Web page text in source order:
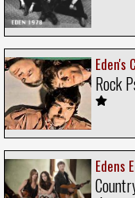
Eden's
Rock
Edens